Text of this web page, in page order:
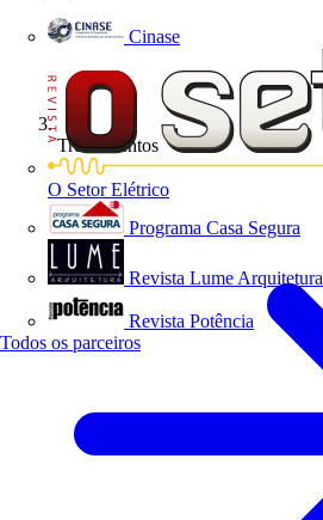
Cinase
O Setor Elétrico
Programa Casa Segura
Revista Lume Arquitetura
Revista Potência
Todos os parceiros
Treinamentos